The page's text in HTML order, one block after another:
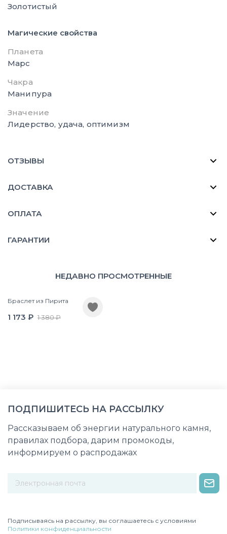
Золотистый
Магические свойства
Планета
Марс
Чакра
Манипура
Значение
Лидерство, удача, оптимизм
ОТЗЫВЫ
ДОСТАВКА
ОПЛАТА
ГАРАНТИИ
НЕДАВНО ПРОСМОТРЕННЫЕ
Браслет из Пирита
1 173 ₽ 1 380 ₽
ПОДПИШИТЕСЬ НА РАССЫЛКУ
Рассказываем об энергии натурального камня,
правилах подбора, дарим промокоды,
информируем о распродажах
Подписываясь на рассылку, вы соглашаетесь с условиями
Политики конфиденциальности